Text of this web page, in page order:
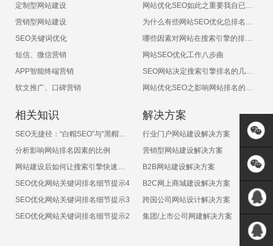
定制型网站建设
营销型网站建设
SEO关键词优化
短信、微信营销
APP智能终端营销
软文推广、口碑营销
网站优化SEO如此之重要我自已能不能做呢？
为什么有些网站SEO优化总排名不上呢
哪些因素对网站在搜索引擎的排名有影响
网站SEO优化工作八步曲
SEO网站决定搜索引擎排名的几大因素
网站优化SEO之影响网站排名的十大非常见因素
相关知识
SEO无捷径：“白帽SEO”与“黑帽SEO”
分析影响网站排名因素的比例
网站建设后如何让搜索引擎快速收录
SEO优化网站关键词排名细节提示4
SEO优化网站关键词排名细节提示3
SEO优化网站关键词排名细节提示2
解决方案
行业门户网站建设解决方案
营销型网站建设解决方案
B2B网站建设解决方案
B2C网上商城建设解决方案
跨国公司网站设计解决方案
集团/上市公司网建解决方案